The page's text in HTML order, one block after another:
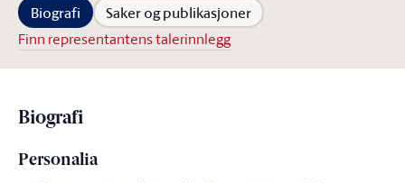
Biografi Saker og publikasjoner
Finn representantens talerinnlegg
Biografi
Personalia